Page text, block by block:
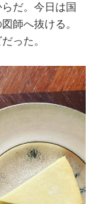
だ。今日は国
師へ抜ける。
った。